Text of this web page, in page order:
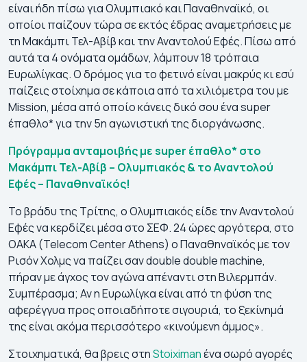
είναι ήδη πίσω για Ολυμπιακό και Παναθηναϊκό, οι
οποίοι παίζουν τώρα σε εκτός έδρας αναμετρήσεις με
τη Μακάμπι Τελ-Αβίβ και την Αναντολού Εφές. Πίσω από
αυτά τα 4 ονόματα ομάδων, λάμπουν 18 τρόπαια
Ευρωλίγκας. Ο δρόμος για το φετινό είναι μακρύς κι εσύ
παίζεις στοίχημα σε κάποια από τα χιλιόμετρα του με
Mission, μέσα από οποίο κάνεις δικό σου ένα super
έπαθλο* για την 5η αγωνιστική της διοργάνωσης.
Πρόγραμμα ανταμοιβής με super έπαθλο* στο
Μακάμπι Τελ-Αβίβ – Ολυμπιακός & το Αναντολού
Εφές – Παναθηναϊκός!
Το βράδυ της Τρίτης, ο Ολυμπιακός είδε την Αναντολού
Εφές να κερδίζει μέσα στο ΣΕΦ. 24 ώρες αργότερα, στο
ΟΑΚΑ (Telecom Center Athens) ο Παναθηναϊκός με τον
Ρισόν Χολμς να παίζει σαν double double machine,
πήραν με άγχος τον αγώνα απέναντι στη Βιλερμπάν.
Συμπέρασμα; Αν η Ευρωλίγκα είναι από τη φύση της
αφερέγγυα προς οποιαδήποτε σιγουριά, το ξεκίνημά
της είναι ακόμα περισσότερο «κινούμενη άμμος».
Στοιχηματικά, θα βρεις στηStoiximanένα σωρό αγορές